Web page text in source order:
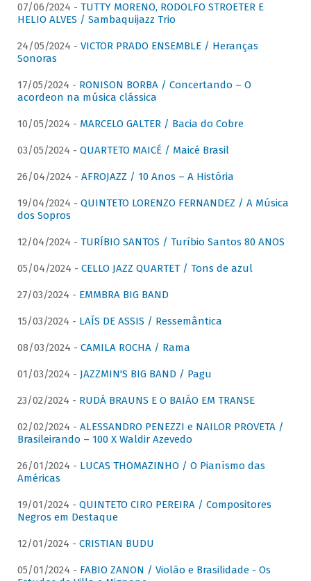
07/06/2024 - TUTTY MORENO, RODOLFO STROETER E
HELIO ALVES / Sambaquijazz Trio
24/05/2024 - VICTOR PRADO ENSEMBLE / Heranças
Sonoras
17/05/2024 - RONISON BORBA / Concertando – O
acordeon na música clássica
10/05/2024 - MARCELO GALTER / Bacia do Cobre
03/05/2024 - QUARTETO MAICÉ / Maicé Brasil
26/04/2024 - AFROJAZZ / 10 Anos – A História
19/04/2024 - QUINTETO LORENZO FERNANDEZ / A Música
dos Sopros
12/04/2024 - TURÍBIO SANTOS / Turíbio Santos 80 ANOS
05/04/2024 - CELLO JAZZ QUARTET / Tons de azul
27/03/2024 - EMMBRA BIG BAND
15/03/2024 - LAÍS DE ASSIS / Ressemântica
08/03/2024 - CAMILA ROCHA / Rama
01/03/2024 - JAZZMIN'S BIG BAND / Pagu
23/02/2024 - RUDÁ BRAUNS E O BAIÃO EM TRANSE
02/02/2024 - ALESSANDRO PENEZZI e NAILOR PROVETA /
Brasileirando – 100 X Waldir Azevedo
26/01/2024 - LUCAS THOMAZINHO / O Pianísmo das
Américas
19/01/2024 - QUINTETO CIRO PEREIRA / Compositores
Negros em Destaque
12/01/2024 - CRISTIAN BUDU
05/01/2024 - FABIO ZANON / Violão e Brasilidade - Os